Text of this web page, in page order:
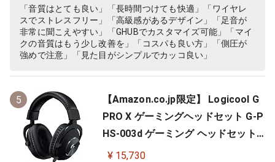
004 ブラック 国内正規品 【 ファイ
ナルファンタジー XIV 推奨モ…
「音質はとても良い」「長時間つけても快適」「ワイヤレ
スでストレスフリー」「高級感があるデザイン」「足音が
非常に聞こえやすい」「GHUBでカスタマイズ可能」「マイ
クの音質はもう少し改善を」「コスパも良い方」「側圧が
強めで注意」「見た目がシンプルでカッコ良い」
5
【Amazon.co.jp限定】 Logicool G
PRO X ゲーミングヘッドセット G-P
HS-003d ゲーミング ヘッドセット
Dolby 7.1ch サラウンドサウンド 3.5
¥ 15,730